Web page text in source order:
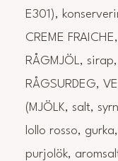
E301),
CREME
RÅGMJÖL,
RÅGSURDEG,
(MJÖLK, salt,
lollo rosso,
purjolök,